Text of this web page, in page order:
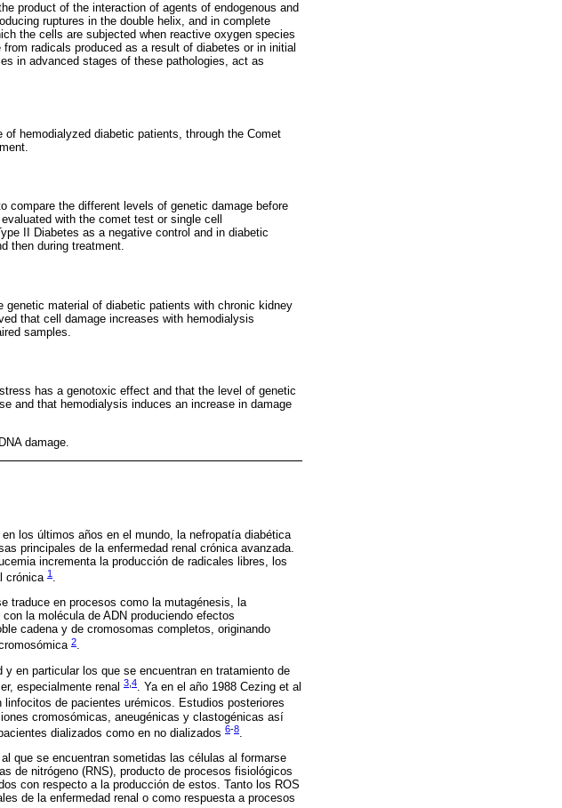
product of the interaction of agents of endogenous and
ruptures in the double helix, and in complete
the cells are subjected when reactive oxygen species
radicals produced as a result of diabetes or in initial
in advanced stages of these pathologies, act as
hemodialyzed diabetic patients, through the Comet
compare the different levels of genetic damage before
with the comet test or single cell
II Diabetes as a negative control and in diabetic
then during treatment.
material of diabetic patients with chronic kidney
that cell damage increases with hemodialysis
samples.
has a genotoxic effect and that the level of genetic
and that hemodialysis induces an increase in damage
damage.
los últimos años en el mundo, la nefropatía diabética
principales de la enfermedad renal crónica avanzada.
incrementa la producción de radicales libres, los
crónica 1 .
traduce en procesos como la mutagénesis, la
la molécula de ADN produciendo efectos
cadena y de cromosomas completos, originando
2.
en particular los que se encuentran en tratamiento de
especialmente renal 3 4. Ya en el año 1988 Cezing et al
de pacientes urémicos. Estudios posteriores
cromosómicas, aneugénicas y clastogénicas así
dializados como en no dializados 6-8.
que se encuentran sometidas las células al formarse
de nitrógeno (RNS), producto de procesos fisiológicos
con respecto a la producción de estos. Tanto los ROS
de la enfermedad renal o como respuesta a procesos